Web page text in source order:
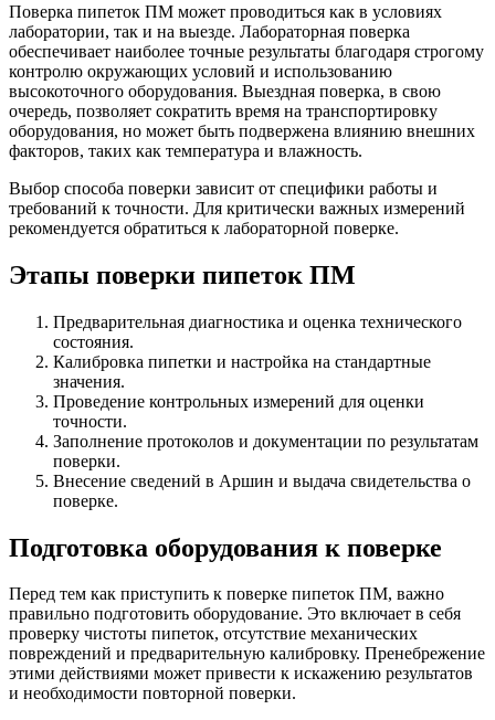
Поверка пипеток ПМ может проводиться как в условиях
лаборатории, так и на выезде. Лабораторная поверка
обеспечивает наиболее точные результаты благодаря строгому
контролю окружающих условий и использованию
высокоточного оборудования. Выездная поверка, в свою
очередь, позволяет сократить время на транспортировку
оборудования, но может быть подвержена влиянию внешних
факторов, таких как температура и влажность.
Выбор способа поверки зависит от специфики работы и
требований к точности. Для критически важных измерений
рекомендуется обратиться к лабораторной поверке.
Этапы поверки пипеток ПМ
Предварительная диагностика и оценка технического
состояния.
Калибровка пипетки и настройка на стандартные
значения.
Проведение контрольных измерений для оценки
точности.
Заполнение протоколов и документации по результатам
поверки.
Внесение сведений в Аршин и выдача свидетельства о
поверке.
Подготовка оборудования к поверке
Перед тем как приступить к поверке пипеток ПМ, важно
правильно подготовить оборудование. Это включает в себя
проверку чистоты пипеток, отсутствие механических
повреждений и предварительную калибровку. Пренебрежение
этими действиями может привести к искажению результатов
и необходимости повторной поверки.